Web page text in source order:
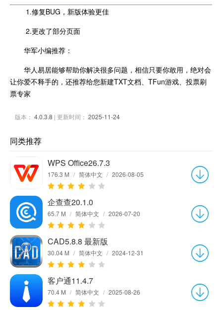
1.修复BUG，新版体验更佳
2.更改了部分页面
华军小编推荐：
华人易居能够帮助你解决很多问题，相信只要你敢用，绝对会
让你爱不释手的，还推荐给您新建TXT文档、TFun游戏、投票刷
票专家
版本： 4.0.3.8 | 更新时间： 2025-11-24
同类推荐
WPS Office26.7.3
176.3 M / 简体中文 / 2026-08-05
企查查20.1.0
65.7 M / 简体中文 / 2026-07-20
CAD5.8.8 最新版
30.04 M / 简体中文 / 2024-12-31
客户通11.4.7
70.4 M / 简体中文 / 2025-08-26